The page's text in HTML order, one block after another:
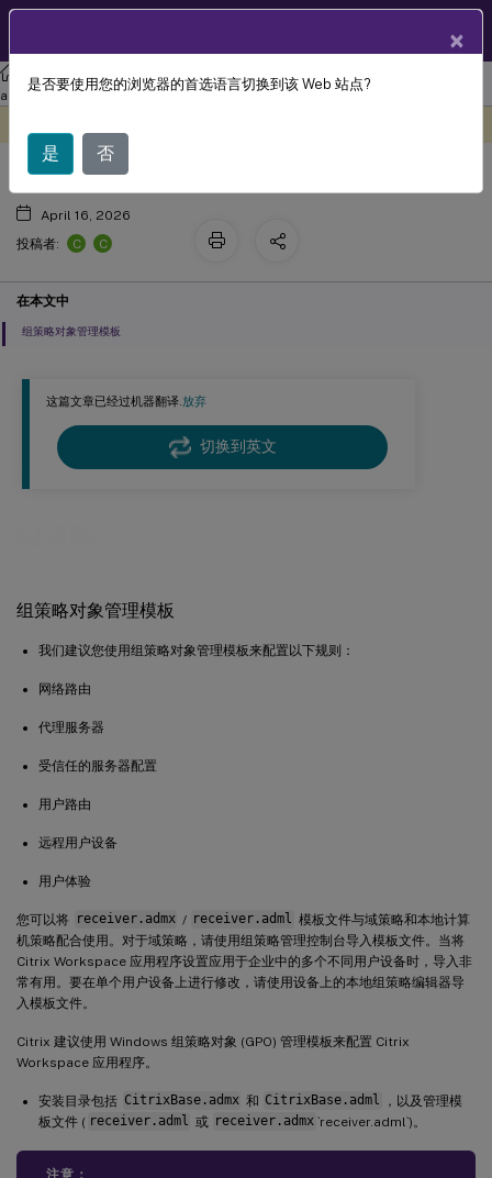
Citrix Workspace 应用程序（适用于 Windows）
Citrix Workspace
app 2402 LTSR 适用于 Windows
这篇文章已经过机器翻译.放弃
切换到英文
组策略对象管理模板
我们建议您使用组策略对象管理模板来配置以下规则：
网络路由
代理服务器
受信任的服务器配置
用户路由
远程用户设备
用户体验
您可以将 receiver.admx / receiver.adml 模板文件与域策略和本地计算
机策略配合使用。对于域策略，请使用组策略管理控制台导入模板文件。当将
Citrix Workspace 应用程序设置应用于企业中的多个不同用户设备时，导入非
常有用。要在单个用户设备上进行修改，请使用设备上的本地组策略编辑器导
入模板文件。
Citrix 建议使用 Windows 组策略对象 (GPO) 管理模板来配置 Citrix
Workspace 应用程序。
安装目录包括 CitrixBase.admx 和 CitrixBase.adml
，以及管理模
板文件 ( receiver.adml 或 receiver.admx `receiver.adml`)。
注意：
组策略
April 16, 2026
投稿者:
C C
在本文中
组策略对象管理模板
×
是否要使用您的浏览器的首选语言切换到该 Web 站点?
是 否